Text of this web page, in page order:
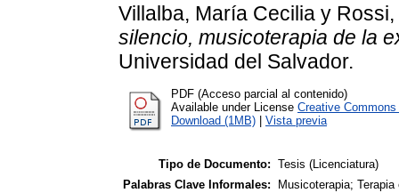
Villalba, María Cecilia y
silencio, musicoterapia de la
Universidad del Salvador.
PDF (Acceso parcial al contenido)
Available under License Creative
Download (1MB)
Vista previa
Tipo de Documento: Tesis (Licenciatura)
Palabras Clave Informales:
Musicoterapia;